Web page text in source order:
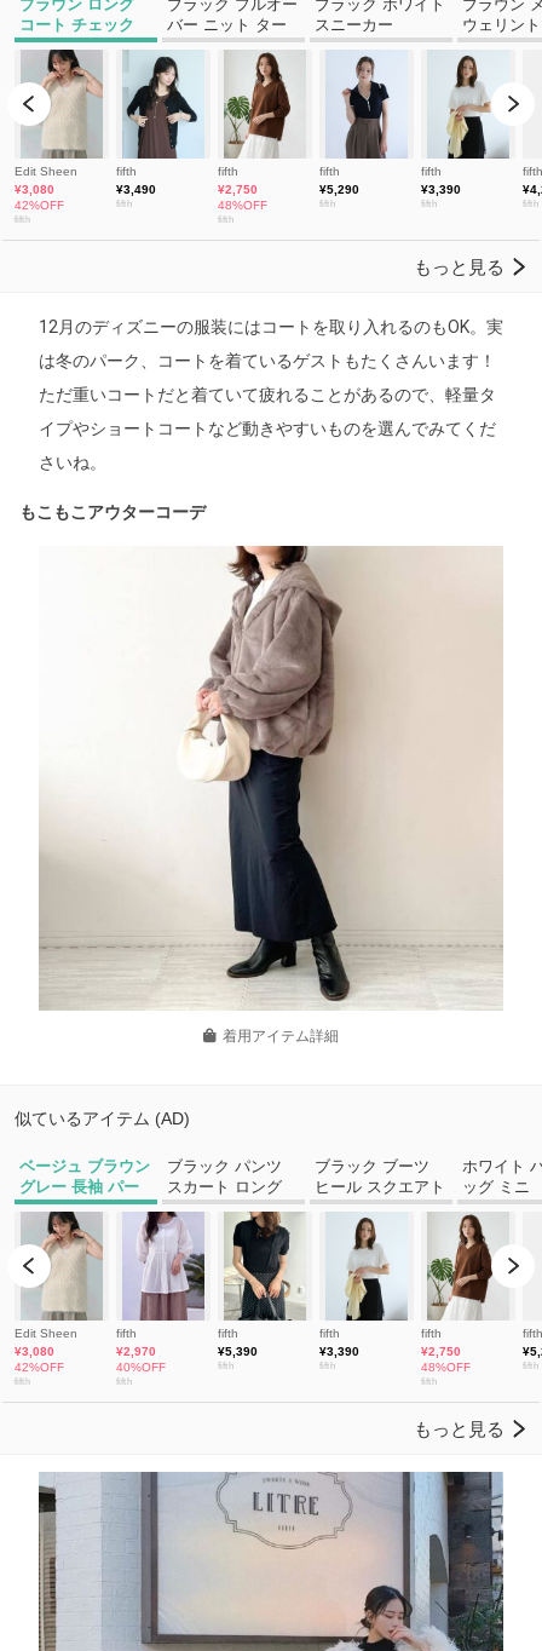
12月のディズニーの服装にはコートを取り入れるのもOK。実
は冬のパーク、コートを着ているゲストもたくさんいます！
ただ重いコートだと着ていて疲れることがあるので、軽量タ
イプやショートコートなど動きやすいものを選んでみてくだ
さいね。
もこもこアウターコーデ
着用アイテム詳細